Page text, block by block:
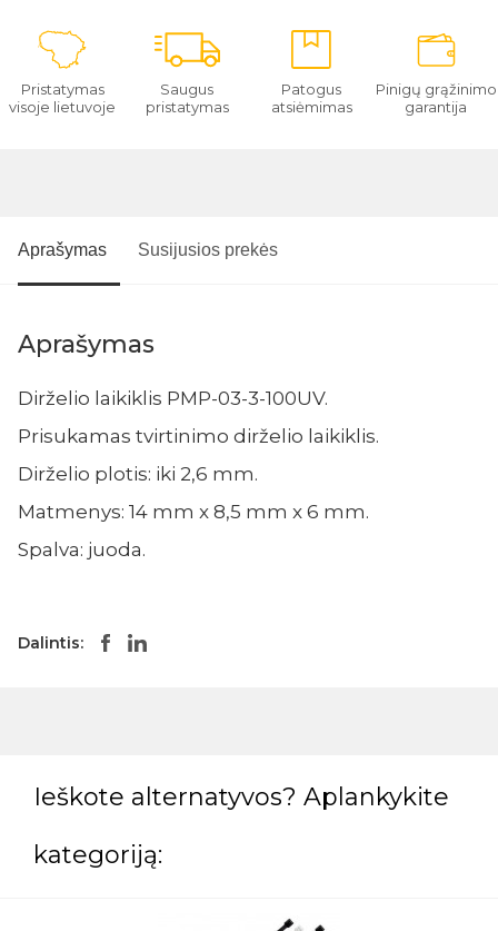
Pristatymas
visoje lietuvoje
Saugus
pristatymas
Patogus
atsiėmimas
Pinigų grąžinimo
garantija
Aprašymas Susijusios prekės
Aprašymas
Dirželio laikiklis PMP-03-3-100UV.
Prisukamas tvirtinimo dirželio laikiklis.
Dirželio plotis: iki 2,6 mm.
Matmenys: 14 mm x 8,5 mm x 6 mm.
Spalva: juoda.
Dalintis:
Ieškote alternatyvos? Aplankykite
kategoriją: